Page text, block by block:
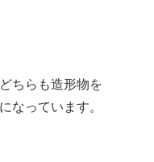
ちらも造形物を
なっています。